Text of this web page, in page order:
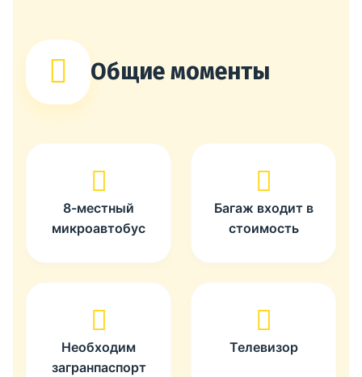
Общие моменты
8-местный
микроавтобус
Багаж входит в
стоимость
Необходим
загранпаспорт
Телевизор